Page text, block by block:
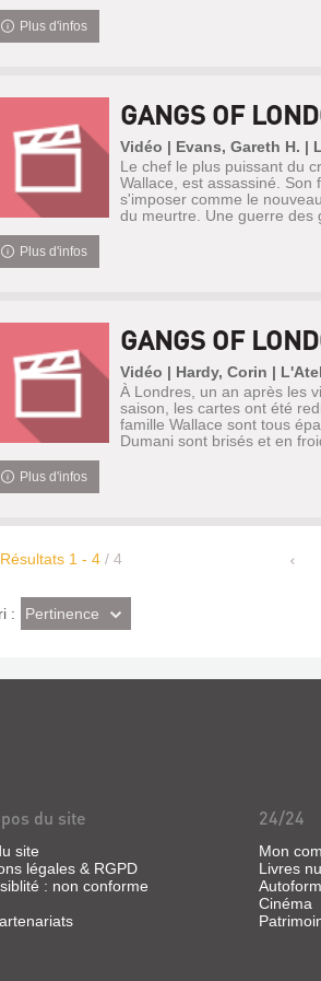
Plus d'infos
GANGS OF
Vidéo | Evans, Gareth H. |
Le chef le plus puissant du
Wallace, est assassiné. Son
s'imposer comme le
du meurtre. Une guerre des
Plus d'infos
GANGS OF
Vidéo | Hardy, Corin |
À Londres, un an après les
saison, les cartes ont été
famille Wallace sont tous
Dumani sont brisés et en
Plus d'infos
Résultats 1 - 4 / 4
:(Effet
imédiat)
Pertinence
du site
site
légales & RGPD
: non conforme
24/24
Mon
Livres
Cinéma